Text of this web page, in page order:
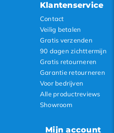
Klantenservice
Contact
Veilig betalen
Gratis verzenden
90 dagen zichttermijn
Gratis retourneren
Garantie retourneren
Voor bedrijven
Alle productreviews
Showroom
Mijn account